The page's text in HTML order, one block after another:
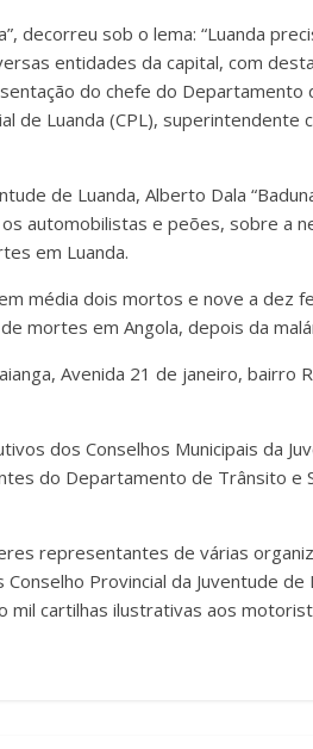
decorreu sob o lema: “Luanda
entidades da capital, com
do chefe do Departamento
de Luanda (CPL), superintendente
de Luanda, Alberto Dala
automobilistas e peões, sobre a
em Luanda.
média dois mortos e nove a dez
mortes em Angola, depois da
Avenida 21 de janeiro, bairro
dos Conselhos Municipais da
do Departamento de Trânsito e
representantes de várias
Provincial da Juventude de
mil cartilhas ilustrativas aos